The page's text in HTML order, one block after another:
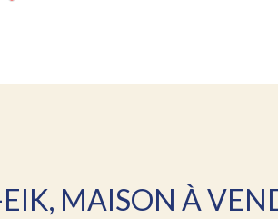
MAISON À